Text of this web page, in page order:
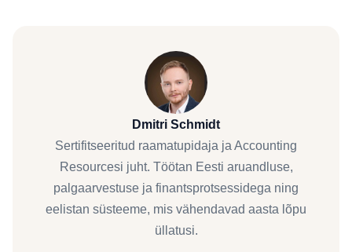
Dmitri Schmidt
Sertifitseeritud raamatupidaja ja Accounting
Resourcesi juht. Töötan Eesti aruandluse,
palgaarvestuse ja finantsprotsessidega ning
eelistan süsteeme, mis vähendavad aasta lõpu
üllatusi.